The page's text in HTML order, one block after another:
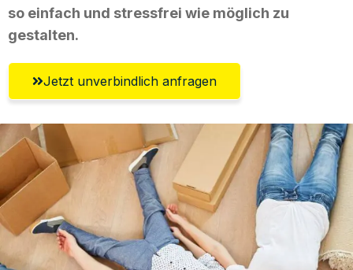
so einfach und stressfrei wie möglich zu
gestalten.
Jetzt unverbindlich anfragen